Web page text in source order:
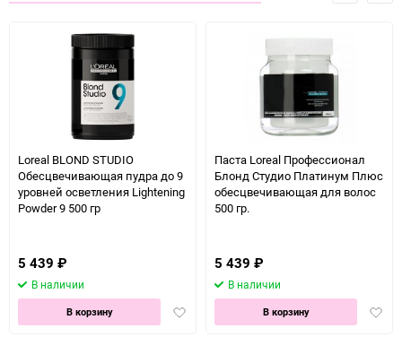
Loreal BLOND STUDIO
Обесцвечивающая пудра до 9
уровней осветления Lightening
Powder 9 500 гр
5 439 ₽
В наличии
Добавить
В корзину
Паста Loreal Профессионал
Блонд Студио Платинум Плюс
обесцвечивающая для волос
500 гр.
5 439 ₽
В наличии
В корзину